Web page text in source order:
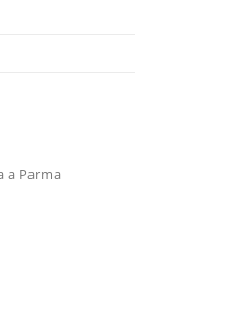
a Parma